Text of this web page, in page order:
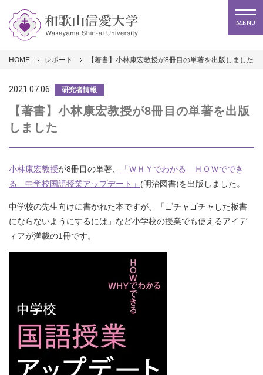
MENU
HOME レポート 【著書】小林康宏教授が8冊目の単著を出版しました
2021.07.06 研究者情報
【著書】小林康宏教授が8冊目の単著を出版
しました
小林康宏教授が8冊目の単著、
「ＷＨＹでわかる ＨＯＷででき
る 中学校国語授業アップデート」 (明治図書)を出版しました。
中学校の先生向けに書かれた本ですが、「ゴチャゴチャした板書
にならないようにするには」など小学校の授業でも使えるアイデ
ィアが満載の1冊です。